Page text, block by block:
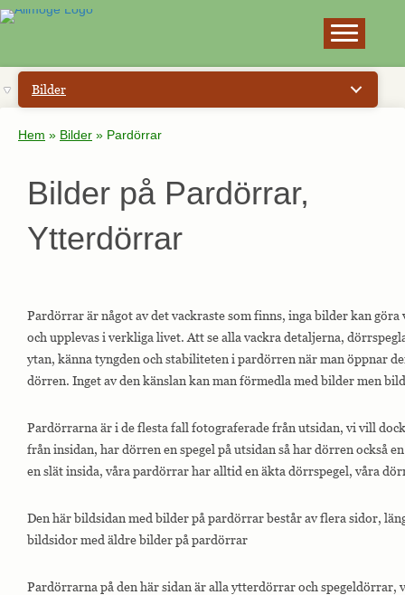
Bilder
Hem » Bilder » Pardörrar
Bilder på Pardörrar,
Ytterdörrar
Pardörrar är något av det vackraste som finns, inga bilder kan
och upplevas i verkliga livet. Att se alla vackra detaljerna,
ytan, känna tyngden och stabiliteten i pardörren när man öppnar
dörren. Inget av den känslan kan man förmedla med bilder men
Pardörrarna är i de flesta fall fotograferade från utsidan, vi vill
från insidan, har dörren en spegel på utsidan så har dörren också
en slät insida, våra pardörrar har alltid en äkta dörrspegel, våra
Den här bildsidan med bilder på pardörrar består av flera sidor,
bildsidor med äldre bilder på pardörrar
Pardörrarna på den här sidan är alla ytterdörrar och spegeldörrar,